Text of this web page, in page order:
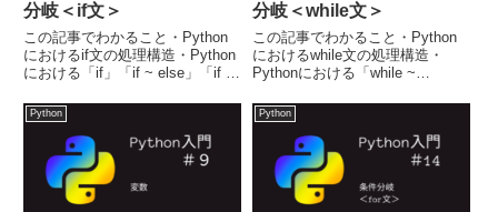
分岐＜if文＞
この記事でわかること・Python
におけるif文の処理構造・Python
における「if」「if ~ else」「if ~
ける「if」文の構造プログラミン
グの基本的な動作の一つ、条件分
岐の代表...
分岐＜while文＞
この記事でわかること・Python
におけるwhile文の処理構造・
Pythonにおける「while ~
「while ~ else」の書き方Python
でwhile文を書くwhile文とは？w...
Python Python